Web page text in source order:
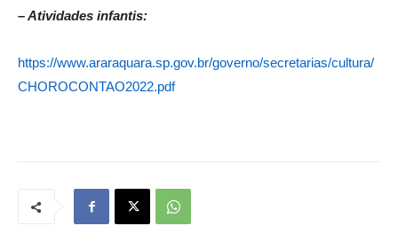
– Atividades infantis:
https://www.araraquara.sp.gov.br/governo/secretarias/cultura/
CHOROCONTAO2022.pdf